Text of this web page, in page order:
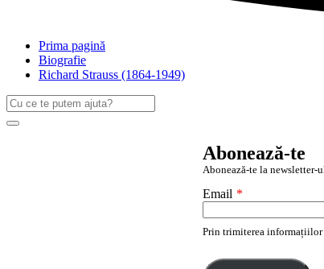
Prima pagină
Biografie
Richard Strauss (1864-1949)
Caută
după:
Search
Abonează-te
Abonează-te la
Email *
Prin trimiterea informațiilor